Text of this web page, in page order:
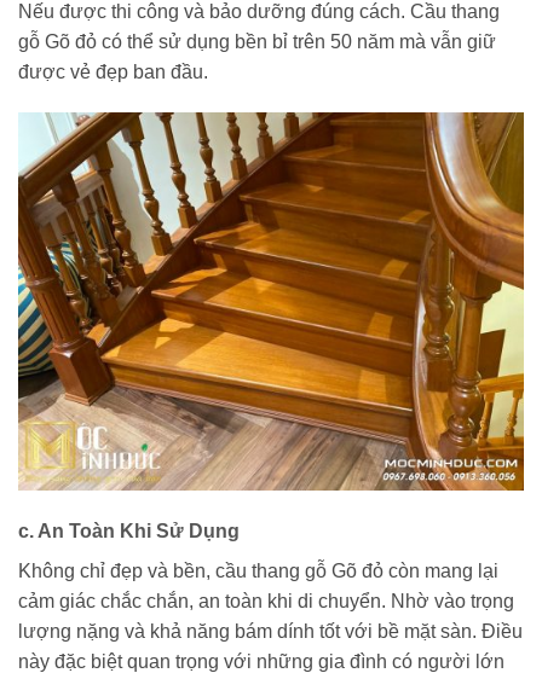
Nếu được thi công và bảo dưỡng đúng cách. Cầu thang
gỗ Gõ đỏ có thể sử dụng bền bỉ trên 50 năm mà vẫn giữ
được vẻ đẹp ban đầu.
c. An Toàn Khi Sử Dụng
Không chỉ đẹp và bền, cầu thang gỗ Gõ đỏ còn mang lại
cảm giác chắc chắn, an toàn khi di chuyển. Nhờ vào trọng
lượng nặng và khả năng bám dính tốt với bề mặt sàn. Điều
này đặc biệt quan trọng với những gia đình có người lớn